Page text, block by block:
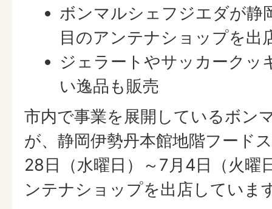
ボンマルシェフジエダが静
目のアンテナショップを出
ジェラートやサッカークッ
い逸品も販売
市内で事業を展開しているボン
が、静岡伊勢丹本館地階フード
28日（水曜日）～7月4日（火曜
ンテナショップを出店していま